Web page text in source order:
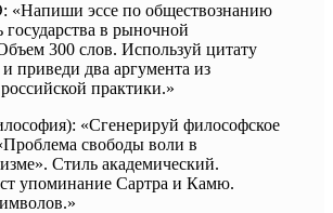
эссе по обществознанию
государства в рыночной
300 слов. Используй цитату
приведи два аргумента из
практики.»
«Сгенерируй философское
свободы воли в
Стиль академический.
упоминание Сартра и Камю.